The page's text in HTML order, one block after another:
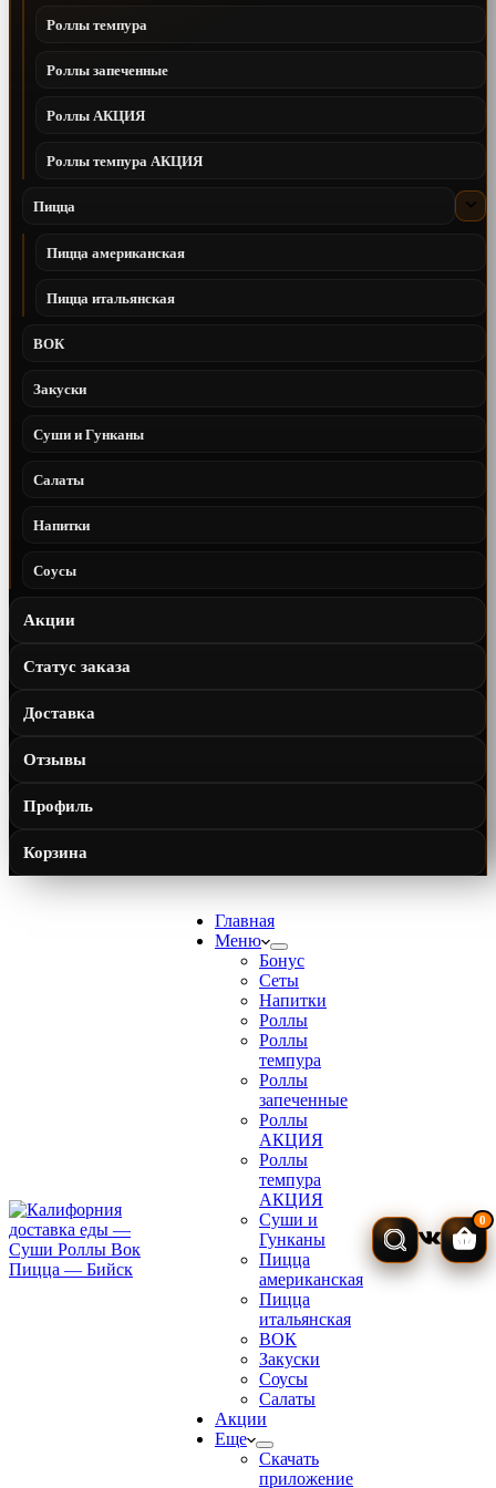
Роллы темпура
Роллы запеченные
Роллы АКЦИЯ
Роллы темпура АКЦИЯ
Пицца
Пицца американская
Пицца итальянская
ВОК
Закуски
Суши и Гунканы
Салаты
Напитки
Соусы
Акции
Статус заказа
Доставка
Отзывы
Профиль
Корзина
Главная
Меню
Бонус
Сеты
Напитки
Роллы
Роллы
темпура
Роллы
запеченные
Роллы
АКЦИЯ
Роллы
темпура
АКЦИЯ
Суши и
Гунканы
Пицца
американская
Пицца
итальянская
ВОК
Закуски
Соусы
Салаты
Акции
Еще
Скачать
приложение
0